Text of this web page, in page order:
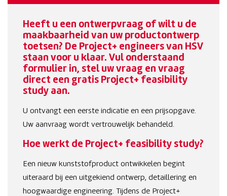
Heeft u een ontwerpvraag of wilt u de
maakbaarheid van uw productontwerp
toetsen? De Project+ engineers van HSV
staan voor u klaar. Vul onderstaand
formulier in, stel uw vraag en vraag
direct een gratis Project+ feasibility
study aan.
U ontvangt een eerste indicatie en een prijsopgave.
Uw aanvraag wordt vertrouwelijk behandeld.
Hoe werkt de Project+ feasibility study?
Een nieuw kunststofproduct ontwikkelen begint
uiteraard bij een uitgekiend ontwerp, detaillering en
hoogwaardige engineering. Tijdens de Project+